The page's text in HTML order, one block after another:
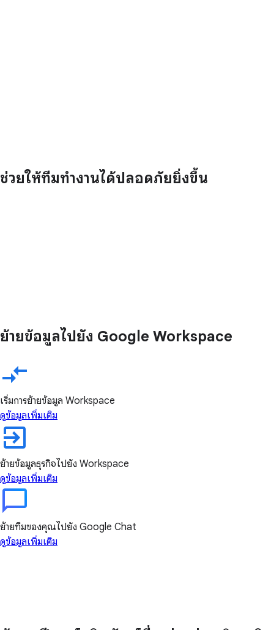
ช่วยให้ทีมทำงานได้ปลอดภัยยิ่งขึ้น
ย้ายข้อมูลไปยัง Google Workspace
เริ่มการย้ายข้อมูล Workspace
ดูข้อมูลเพิ่มเติม
ย้ายข้อมูลธุรกิจไปยัง Workspace
ดูข้อมูลเพิ่มเติม
ย้ายทีมของคุณไปยัง Google Chat
ดูข้อมูลเพิ่มเติม